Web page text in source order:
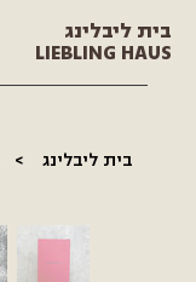
בית ליבלינג
LIEBLING HAUS
בית ליבלינג >